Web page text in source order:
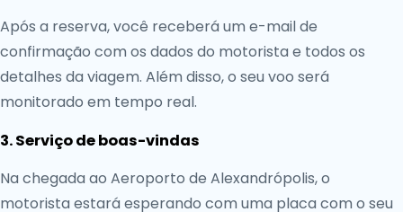
Após a reserva, você receberá um e-mail de
confirmação com os dados do motorista e todos os
detalhes da viagem. Além disso, o seu voo será
monitorado em tempo real.
3. Serviço de boas-vindas
Na chegada ao Aeroporto de Alexandrópolis, o
motorista estará esperando com uma placa com o seu